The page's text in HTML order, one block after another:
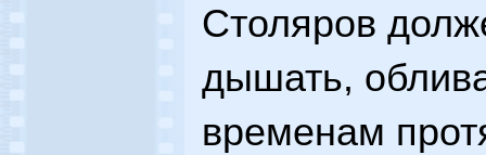
Столяров
дышать,
временам